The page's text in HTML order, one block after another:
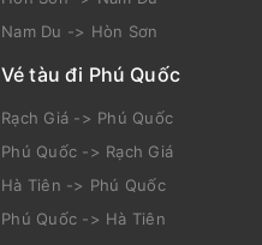
Nam Du -> Hòn Sơn
Vé tàu đi Phú Quốc
Rạch Giá -> Phú Quốc
Phú Quốc -> Rạch Giá
Hà Tiên -> Phú Quốc
Phú Quốc -> Hà Tiên